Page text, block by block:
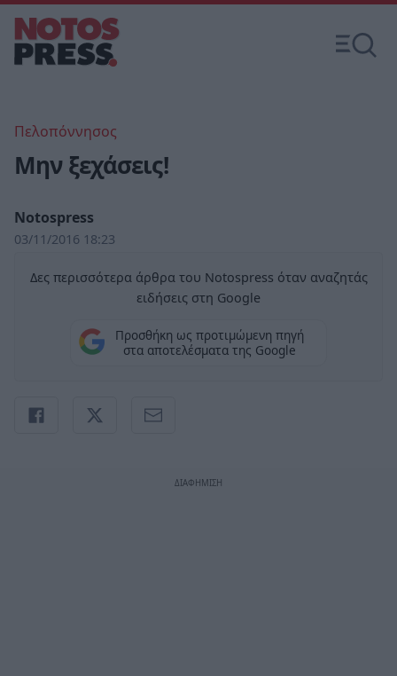
Πελοπόννησος
Μην ξεχάσεις!
Notospress
03/11/2016 18:23
Δες περισσότερα άρθρα του Notospress όταν αναζητάς
ειδήσεις στη Google
Προσθήκη ως προτιμώμενη πηγή
στα αποτελέσματα της Google